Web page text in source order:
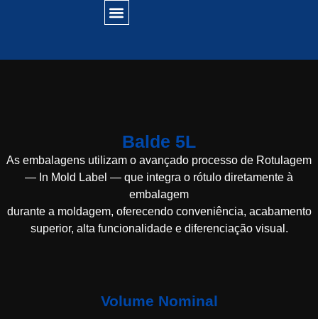
Balde 5L
As embalagens utilizam o avançado processo de Rotulagem
— In Mold Label — que integra o rótulo diretamente à
embalagem
durante a moldagem, oferecendo conveniência, acabamento
superior, alta funcionalidade e diferenciação visual.
Volume Nominal